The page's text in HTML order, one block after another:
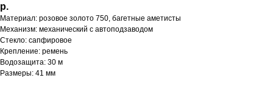
р.
Материал: розовое золото 750, багетные аметисты
Механизм: механический с автоподзаводом
Стекло: сапфировое
Крепление: ремень
Водозащита: 30 м
Размеры: 41 мм